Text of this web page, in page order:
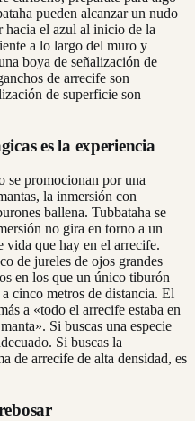
pueden alcanzar un nudo
hacia el azul al inicio de la
a lo largo del muro y
boya de señalización de
de arrecife son
de superficie son
es la experiencia
se promocionan por una
la inmersión con
ballena. Tubbataha se
no gira en torno a un
vida que hay en el arrecife.
de jureles de ojos grandes
en los que un único tiburón
cinco metros de distancia. El
a «todo el arrecife estaba en
Si buscas una especie
Si buscas la
de arrecife de alta densidad, es